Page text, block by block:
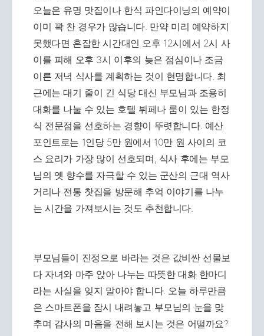
오늘은 유명 맛집이나 한식 파인다이닝의 예약이
이미 꽉 찬 경우가 많습니다. 만약 미리 예약하지
못했다면 혼잡한 시간대인 오후 12시에서 2시 사
이를 피해 오후 3시 이후의 늦은 점심이나 조금
이른 저녁 식사를 계획하는 것이 현명합니다. 최
근에는 대기 줄이 긴 식당 대신 부모님과 조용히
대화를 나눌 수 있는 호텔 뷔페나 룸이 있는 한정
식 전문점을 선호하는 경향이 뚜렷합니다. 예산
포인트로는 1인당 5만 원에서 10만 원 사이의 코
스 요리가 가장 많이 선호되며, 식사 후에는 부모
님의 옛 향수를 자극할 수 있는 군산의 근대 역사
거리나 전통 찻집을 방문해 추억 이야기를 나누
는 시간을 가져보시는 것도 추천합니다.
부모님들이 진정으로 바라는 것은 값비싼 선물보
다 자녀와 마주 앉아 나누는 따뜻한 대화 한마디
라는 사실을 잊지 말아야 합니다. 오늘 하루만큼
은 스마트폰을 잠시 내려놓고 부모님의 눈을 맞
추며 감사의 마음을 전해 보시는 것은 어떨까요?